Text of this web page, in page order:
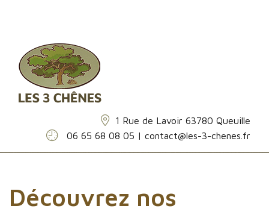
1 Rue de Lavoir 63780 Queuille
06 65 68 08 05 | contact@les-3-chenes.fr
Découvrez nos